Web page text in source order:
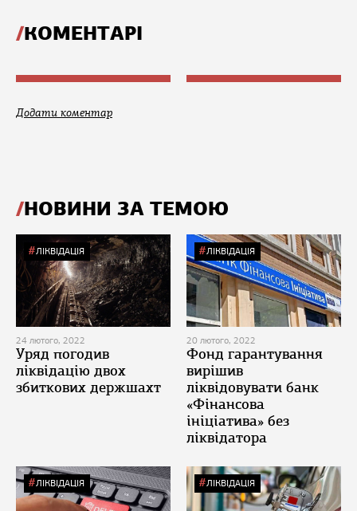
КОМЕНТАРІ
Додати коментар
НОВИНИ ЗА ТЕМОЮ
ЛІКВІДАЦІЯ
24 лютого, 2022
Уряд погодив
ліквідацію двох
збиткових держшахт
ЛІКВІДАЦІЯ
20 лютого, 2022
Фонд гарантування
вирішив
ліквідовувати банк
«Фінансова
ініціатива» без
ліквідатора
ЛІКВІДАЦІЯ ЛІКВІДАЦІЯ